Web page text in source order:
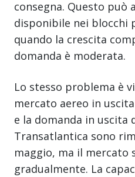
consegna. Questo può
disponibile nei blocchi
quando la crescita
domanda è moderata.
Lo stesso problema è
mercato aereo in
e la domanda in uscita
Transatlantica sono
maggio, ma il mercato
gradualmente. La